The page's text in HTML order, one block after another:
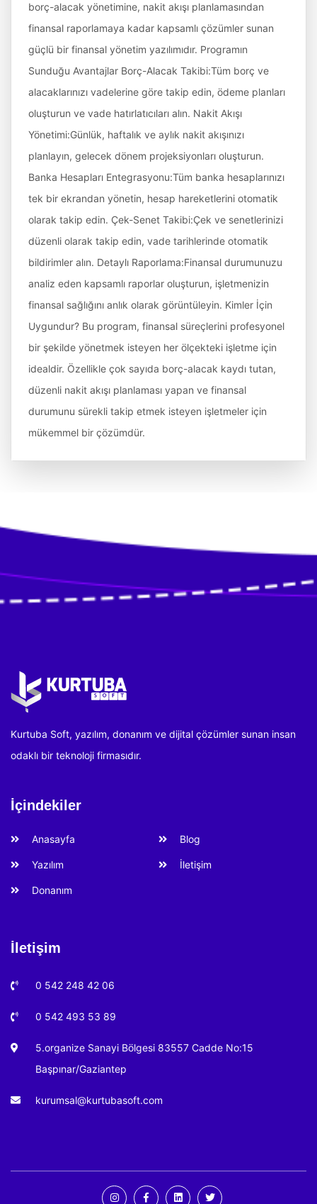
borç-alacak yönetimine, nakit akışı planlamasından
finansal raporlamaya kadar kapsamlı çözümler sunan
güçlü bir finansal yönetim yazılımıdır. Programın
Sunduğu Avantajlar Borç-Alacak Takibi:Tüm borç ve
alacaklarınızı vadelerine göre takip edin, ödeme planları
oluşturun ve vade hatırlatıcıları alın. Nakit Akışı
Yönetimi:Günlük, haftalık ve aylık nakit akışınızı
planlayın, gelecek dönem projeksiyonları oluşturun.
Banka Hesapları Entegrasyonu:Tüm banka hesaplarınızı
tek bir ekrandan yönetin, hesap hareketlerini otomatik
olarak takip edin. Çek-Senet Takibi:Çek ve senetlerinizi
düzenli olarak takip edin, vade tarihlerinde otomatik
bildirimler alın. Detaylı Raporlama:Finansal durumunuzu
analiz eden kapsamlı raporlar oluşturun, işletmenizin
finansal sağlığını anlık olarak görüntüleyin. Kimler İçin
Uygundur? Bu program, finansal süreçlerini profesyonel
bir şekilde yönetmek isteyen her ölçekteki işletme için
idealdir. Özellikle çok sayıda borç-alacak kaydı tutan,
düzenli nakit akışı planlaması yapan ve finansal
durumunu sürekli takip etmek isteyen işletmeler için
mükemmel bir çözümdür.
Kurtuba Soft, yazılım, donanım ve dijital çözümler sunan insan
odaklı bir teknoloji firmasıdır.
İçindekiler
Anasayfa
Yazılım
Donanım
Blog
İletişim
İletişim
0 542 248 42 06
0 542 493 53 89
5.organize Sanayi Bölgesi 83557 Cadde No:15
Başpınar/Gaziantep
kurumsal@kurtubasoft.com